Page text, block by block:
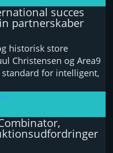
succes
partnerskaber
historisk store
Christensen og Area9
for intelligent,